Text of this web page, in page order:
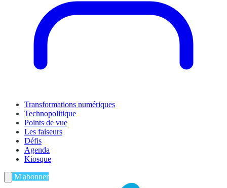
Transformations numériques
Technopolitique
Points de vue
Les faiseurs
Défis
Agenda
Kiosque
M'abonner